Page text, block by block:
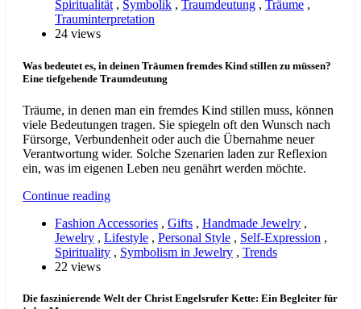
Spiritualität, Symbolik , Traumdeutung , Träume ,
Trauminterpretation
24 views
Was bedeutet es, in deinen Träumen fremdes Kind stillen zu müssen?
Eine tiefgehende Traumdeutung
Träume, in denen man ein fremdes Kind stillen muss, können
viele Bedeutungen tragen. Sie spiegeln oft den Wunsch nach
Fürsorge, Verbundenheit oder auch die Übernahme neuer
Verantwortung wider. Solche Szenarien laden zur Reflexion
ein, was im eigenen Leben neu genährt werden möchte.
Continue reading
Fashion Accessories , Gifts , Handmade Jewelry ,
Jewelry , Lifestyle , Personal Style , Self-Expression ,
Spirituality , Symbolism in Jewelry , Trends
22 views
Die faszinierende Welt der Christ Engelsrufer Kette: Ein Begleiter für